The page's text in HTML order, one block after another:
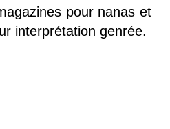
pour nanas et
interprétation genrée.